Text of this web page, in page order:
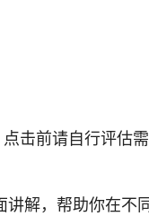
击前请自行评估
解，帮助你在不